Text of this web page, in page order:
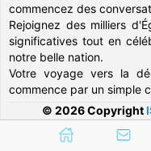
commencez des
Rejoignez des milliers
significatives tout en
notre belle nation.
Votre voyage vers la
commence par un simple
© 2026 Copyright